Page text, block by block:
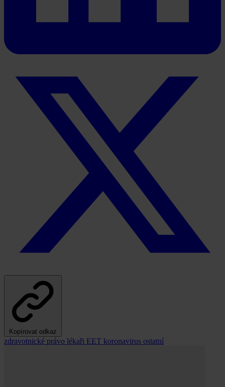
Kopírovat odkaz
zdravotnické právo lékaři EET koronavirus ostatní